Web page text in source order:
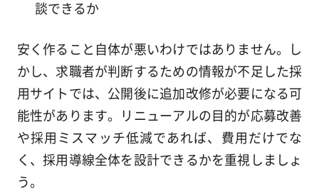
談できるか
安く作ること自体が悪いわけではありません。し
かし、求職者が判断するための情報が不足した採
用サイトでは、公開後に追加改修が必要になる可
能性があります。リニューアルの目的が応募改善
や採用ミスマッチ低減であれば、費用だけでな
く、採用導線全体を設計できるかを重視しましょ
う。